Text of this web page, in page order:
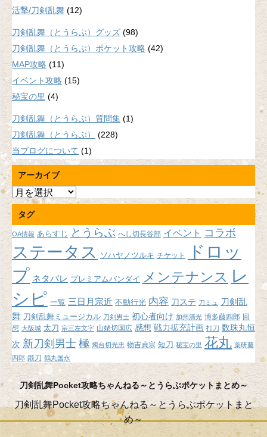
活撃/刀剣乱舞 (12)
刀剣乱舞（とうらぶ）グッズ (98)
刀剣乱舞（とうらぶ）ポケット攻略 (42)
MAP攻略 (11)
イベント攻略 (15)
秘宝の里 (4)
刀剣乱舞（とうらぶ）質問集 (1)
刀剣乱舞（とうらぶ）
(228)
当ブログについて (1)
アーカイブ
ア
ー
カ
イ
ブ
タグ
OA情報 あらすじ とうらぶ へし切長谷部 イベント コラボ
ステータス ソハヤノツルキ チケット
ドロッ
プ ネタバレ プレミアムバンダイ メンテナンス レ
シピ 一覧 三日月宗近 不動行光 内容 刀ステ 刀ミュ
刀剣乱
舞 刀剣乱舞ミュージカル 刀剣男士 初心者向け 加州清光 博多藤四郎 回
想 大阪城 太刀 宗三左文字 山姥切国広 感想 戦力拡充計画 打刀 数珠丸恒
次 新刀剣男士 極 燭台切光忠 物吉貞宗 短刀 秘宝の里 花丸 薬研藤
四郎 鍛刀 鶴丸国永
刀剣乱舞Pocket攻略ちゃんねる～とうらぶポケットまとめ～
刀剣乱舞Pocket攻略ちゃんねる～とうらぶポケットまと
め～